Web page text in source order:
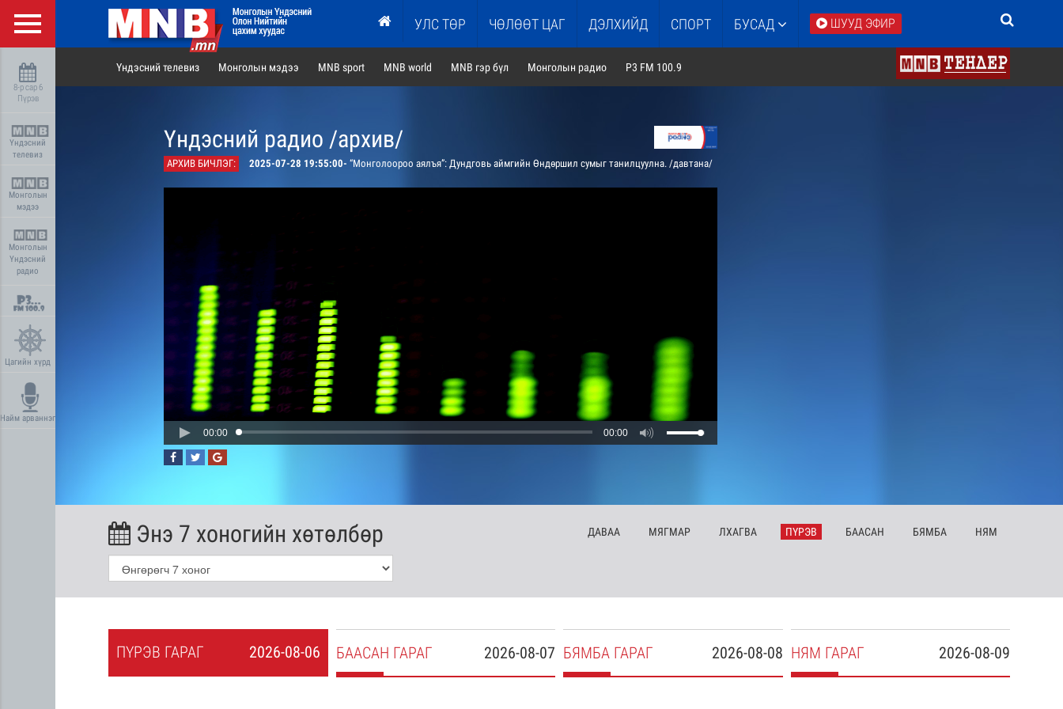
УЛС ТӨР ЧӨЛӨӨТ ЦАГ ДЭЛХИЙД СПОРТ БУСАД ШУУД ЭФИР
8-р сар 6
Пүрэв
Үндэсний
телевиз
Монголын
мэдээ
Монголын
Үндэсний
радио
Цагийн хүрд
Найм арваннэг
Үндэсний телевиз Монголын мэдээ MNB sport MNB world MNB гэр бүл Монголын радио P3 FM 100.9
Үндэсний радио /архив/
АРХИВ БИЧЛЭГ: 2025-07-28 19:55:00- “Монголоороо аялъя”: Дундговь аймгийн Өндөршил сумыг танилцуулна. /давтана/
00:00 00:00
Энэ 7 хоногийн хөтөлбөр ДАВАА МЯГМАР ЛХАГВА ПҮРЭВ БААСАН БЯМБА НЯМ
2026-08-06
ПҮРЭВ ГАРАГ 2026-08-07
БААСАН ГАРАГ 2026-08-08
БЯМБА ГАРАГ 2026-08-09
НЯМ ГАРАГ